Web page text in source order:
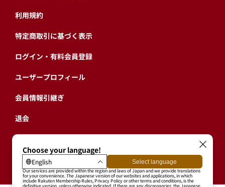
利用規約
特定商取引に基づく表示
ログイン・有料会員登録
ユーザープロフィール
会員情報引継ぎ
退会
東北楽天ゴールデンイーグルス公式サイト
Copyright © RAKUTEN BASEBALL, INC. All Rights Reserved.